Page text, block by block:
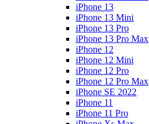
iPhone 13
iPhone 13 Mini
iPhone 13 Pro
iPhone 13 Pro Max
iPhone 12
iPhone 12 Mini
iPhone 12 Pro
iPhone 12 Pro Max
iPhone SE 2022
iPhone 11
iPhone 11 Pro